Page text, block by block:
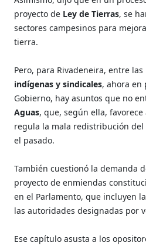
proyecto de Ley de Tierras, se
sectores campesinos para
tierra.
Pero, para Rivadeneira, entre
indígenas y sindicales, ahora en
Gobierno, hay asuntos que no
Aguas, que, según ella,
regula la mala redistribución del
el pasado.
También cuestionó la demanda
proyecto de enmiendas
en el Parlamento, que incluyen
las autoridades designadas por
Ese capítulo asusta a los